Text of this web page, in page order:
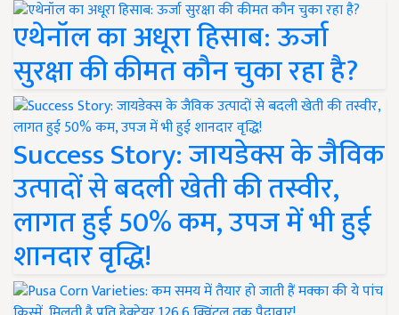
एथेनॉल का अधूरा हिसाब: ऊर्जा
सुरक्षा की कीमत कौन चुका रहा है?
Success Story: जायडेक्स के जैविक
उत्पादों से बदली खेती की तस्वीर,
लागत हुई 50% कम, उपज में भी हुई
शानदार वृद्धि!